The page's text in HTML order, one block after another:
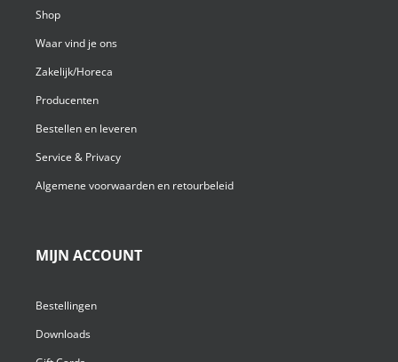
Shop
Waar vind je ons
Zakelijk/Horeca
Producenten
Bestellen en leveren
Service & Privacy
Algemene voorwaarden en retourbeleid
MIJN ACCOUNT
Bestellingen
Downloads